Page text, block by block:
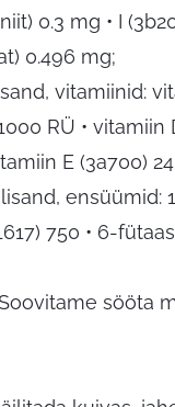
0.3 mg • I
0.496 mg;
vitamiinid:
RÜ • vitamiin
E (3a700)
ensüümid:
750 • 6-
sööta